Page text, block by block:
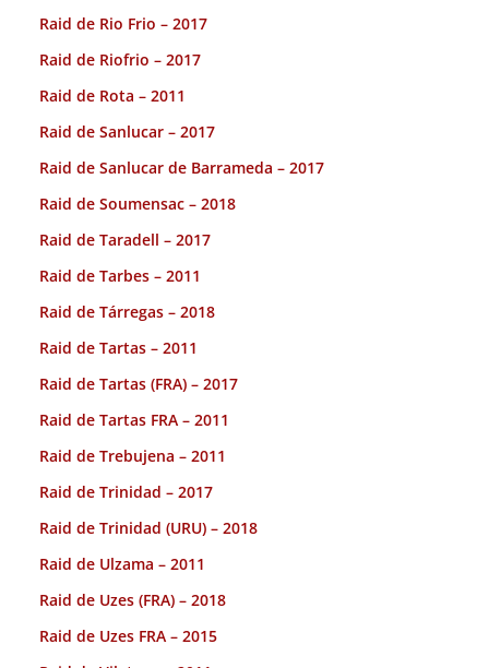
Raid de Rio Frio – 2017
Raid de Riofrio – 2017
Raid de Rota – 2011
Raid de Sanlucar – 2017
Raid de Sanlucar de Barrameda – 2017
Raid de Soumensac – 2018
Raid de Taradell – 2017
Raid de Tarbes – 2011
Raid de Tárregas – 2018
Raid de Tartas – 2011
Raid de Tartas (FRA) – 2017
Raid de Tartas FRA – 2011
Raid de Trebujena – 2011
Raid de Trinidad – 2017
Raid de Trinidad (URU) – 2018
Raid de Ulzama – 2011
Raid de Uzes (FRA) – 2018
Raid de Uzes FRA – 2015